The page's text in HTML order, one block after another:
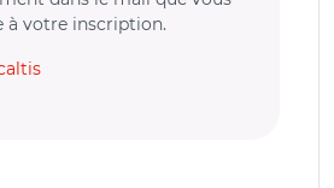
à votre inscription.